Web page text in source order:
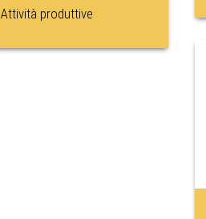
Attività produttive